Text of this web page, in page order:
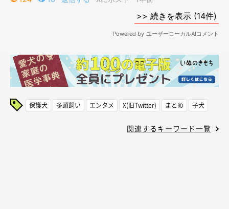
保護犬 多頭飼い エンタメ X(旧Twitter) まとめ 子犬
関連するキーワード一覧